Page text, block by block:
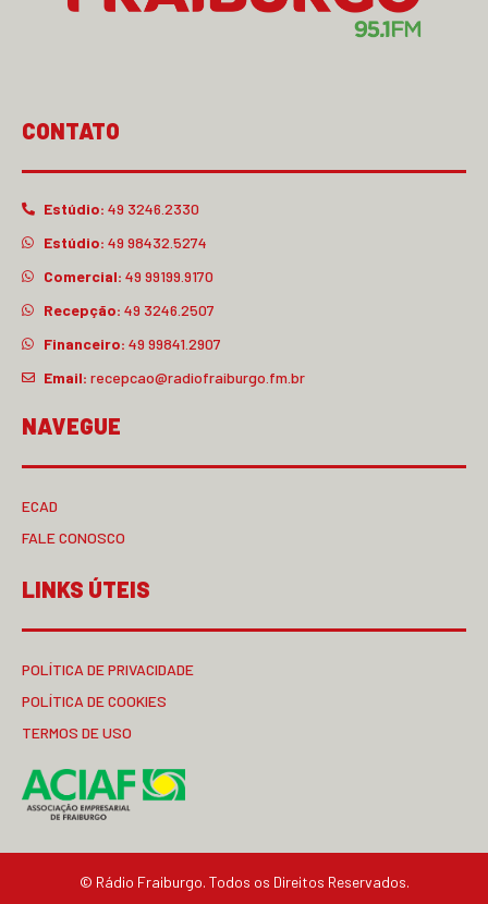
CONTATO
Estúdio: 49 3246.2330
Estúdio: 49 98432.5274
Comercial: 49 99199.9170
Recepção: 49 3246.2507
Financeiro: 49 99841.2907
Email: recepcao@radiofraiburgo.fm.br
NAVEGUE
ECAD
FALE CONOSCO
LINKS ÚTEIS
POLÍTICA DE PRIVACIDADE
POLÍTICA DE COOKIES
TERMOS DE USO
© Rádio Fraiburgo. Todos os Direitos Reservados.